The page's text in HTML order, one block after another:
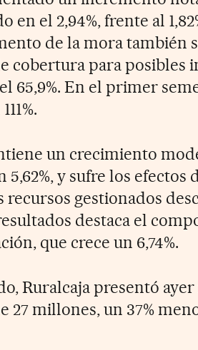
en el 2,94%, frente al
de la mora también
cobertura para posibles
65,9%. En el primer
un crecimiento
5,62%, y sufre los efectos
recursos gestionados
destaca el
que crece un 6,74%.
Ruralcaja presentó
27 millones, un 37%